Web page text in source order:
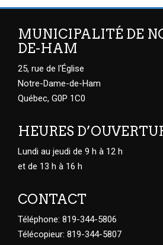
MUNICIPALITÉ DE
DE-HAM
25, rue de l'Église
Notre-Dame-de-Ham
Québec, G0P 1C0
HEURES
Lundi au jeudi de 9 h à 12 h
et de 13 h à 16 h
CONTACT
Téléphone: 819-344-5806
Télécopieur: 819-344-5807